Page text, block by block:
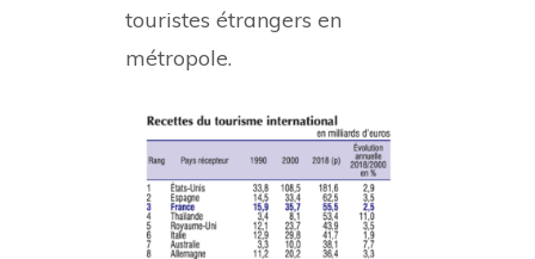
touristes étrangers en
métropole.